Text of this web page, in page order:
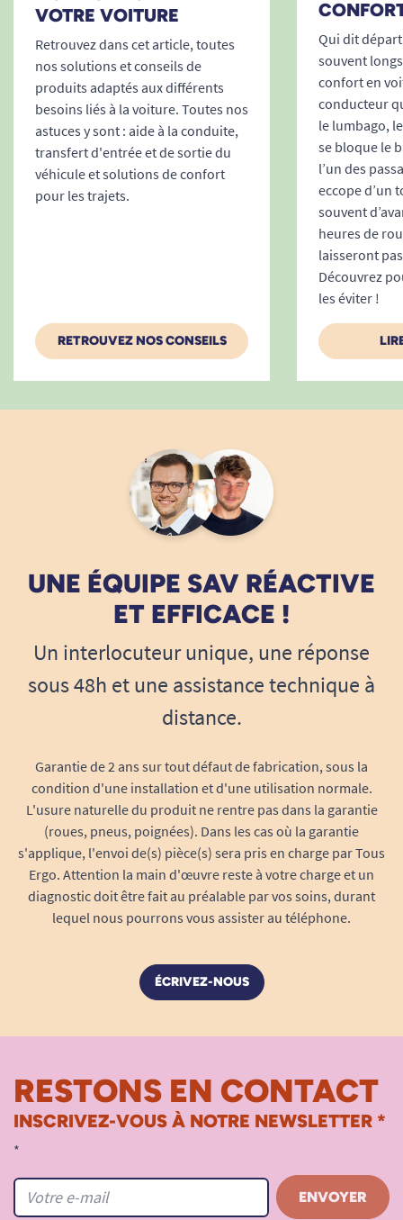
VOTRE VOITURE
Retrouvez dans cet article, toutes
nos solutions et conseils de
produits adaptés aux différents
besoins liés à la voiture. Toutes nos
astuces y sont : aide à la conduite,
transfert d'entrée et de sortie du
véhicule et solutions de confort
pour les trajets.
RETROUVEZ NOS CONSEILS
Qui dit
souvent
confort en
conducteur
le lumbago,
se bloque le
l’un des
eccope d’un
souvent
heures de
laisseront
Découvrez
les éviter !
UNE ÉQUIPE SAV RÉACTIVE
ET EFFICACE !
Un interlocuteur unique, une réponse
sous 48h et une assistance technique à
distance.
Garantie de 2 ans sur tout défaut de fabrication, sous la
condition d'une installation et d'une utilisation normale.
L'usure naturelle du produit ne rentre pas dans la garantie
(roues, pneus, poignées). Dans les cas où la garantie
s'applique, l'envoi de(s) pièce(s) sera pris en charge par Tous
Ergo. Attention la main d'œuvre reste à votre charge et un
diagnostic doit être fait au préalable par vos soins, durant
lequel nous pourrons vous assister au téléphone.
ÉCRIVEZ-NOUS
RESTONS EN CONTACT
INSCRIVEZ-VOUS À NOTRE NEWSLETTER *
*